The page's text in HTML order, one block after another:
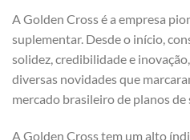
A Golden Cross é a empresa
suplementar. Desde o início,
solidez, credibilidade e
diversas novidades que
mercado brasileiro de planos de
A Golden Cross tem um alto